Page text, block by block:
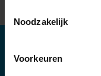
Noodzakelijk
Voorkeuren
Partners